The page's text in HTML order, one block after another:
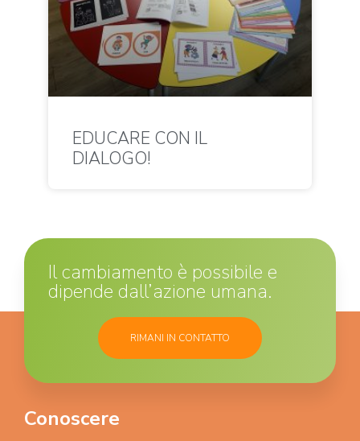
EDUCARE CON IL
DIALOGO!
Il cambiamento è possibile e
dipende dall’azione umana.
RIMANI IN CONTATTO
Conoscere